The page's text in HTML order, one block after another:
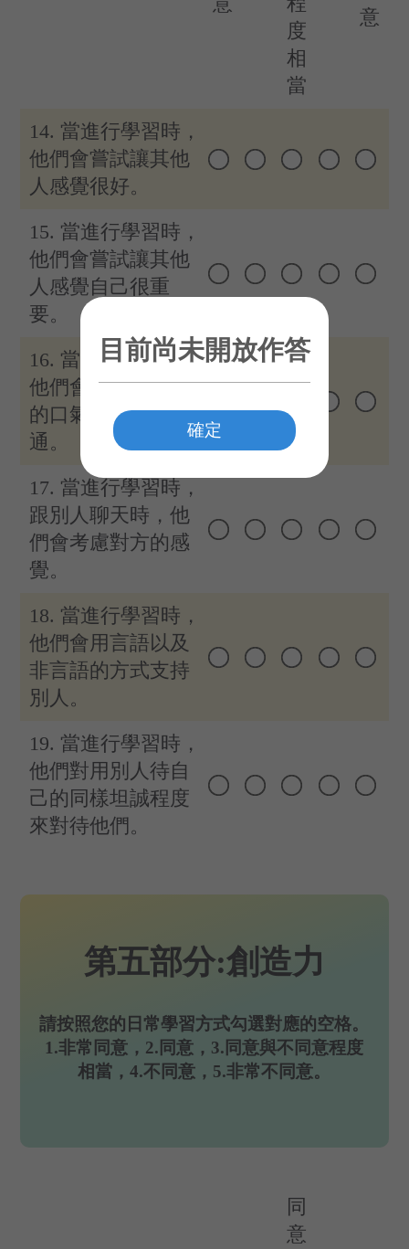
度
相
當
意
14. 當進行學習時，
他們會嘗試讓其他
人感覺很好。
15. 當進行學習時，
他們會嘗試讓其他
人感覺自己很重
要。
16. 當進行學習時，
他們會嘗試用溫暖
的口氣與他人溝
通。
17. 當進行學習時，
跟別人聊天時，他
們會考慮對方的感
覺。
18. 當進行學習時，
他們會用言語以及
非言語的方式支持
別人。
19. 當進行學習時，
他們對用別人待自
己的同樣坦誠程度
來對待他們。
第五部分:創造力
請按照您的日常學習方式勾選對應的空格。
1.非常同意，2.同意，3.同意與不同意程度
相當，4.不同意，5.非常不同意。
同
意
目前尚未開放作答
確定